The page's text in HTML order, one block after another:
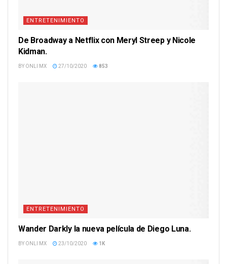
ENTRETENIMIENTO
De Broadway a Netflix con Meryl Streep y Nicole
Kidman.
BY ONLI MX 27/10/2020 853
ENTRETENIMIENTO
Wander Darkly la nueva película de Diego Luna.
BY ONLI MX 23/10/2020 1K